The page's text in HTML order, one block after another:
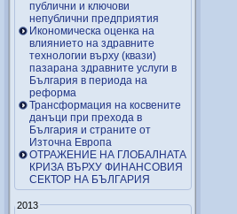
публични и ключови
непублични предприятия
Икономическа оценка на
влиянието на здравните
технологии върху (квази)
пазарана здравните услуги в
България в периода на
реформа
Трансформация на косвените
данъци при прехода в
България и страните от
Източна Европа
ОТРАЖЕНИЕ НА ГЛОБАЛНАТА
КРИЗА ВЪРХУ ФИНАНСОВИЯ
СЕКТОР НА БЪЛГАРИЯ
2013